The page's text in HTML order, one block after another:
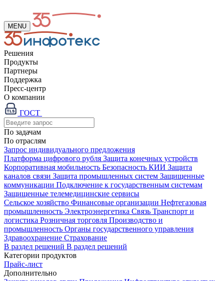
MENU
Решения
Продукты
Партнеры
Поддержка
Пресс-центр
О компании
ГОСТ
По задачам
По отраслям
Запрос индивидуального предложения
Платформа цифрового рубля Защита конечных устройств
Корпоративная мобильность Безопасность КИИ Защита
каналов связи Защита промышленных систем Защищенные
коммуникации Подключение к государственным системам
Защищенные телемедицинские сервисы
Сельское хозяйство Финансовые организации Нефтегазовая
промышленность Электроэнергетика Связь Транспорт и
логистика Розничная торговля Производство и
промышленность Органы государственного управления
Здравоохранение Страхование
В раздел решений В раздел решений
Категории продуктов
Прайс-лист
Дополнительно